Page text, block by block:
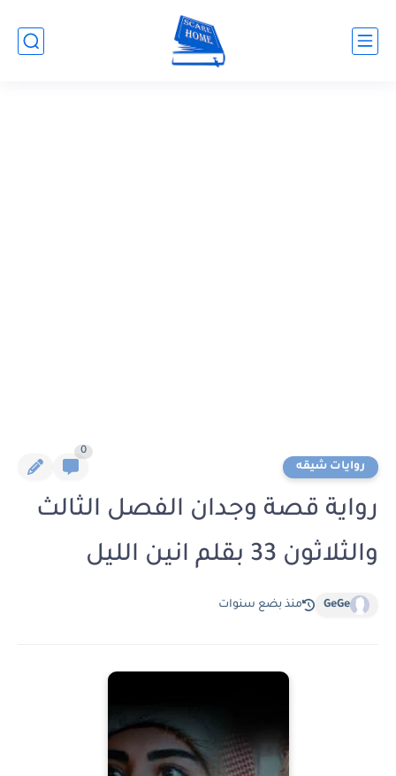
روايات شيقه
0
رواية قصة وجدان الفصل الثالث
والثلاثون 33 بقلم انين الليل
GeGe منذ بضع سنوات